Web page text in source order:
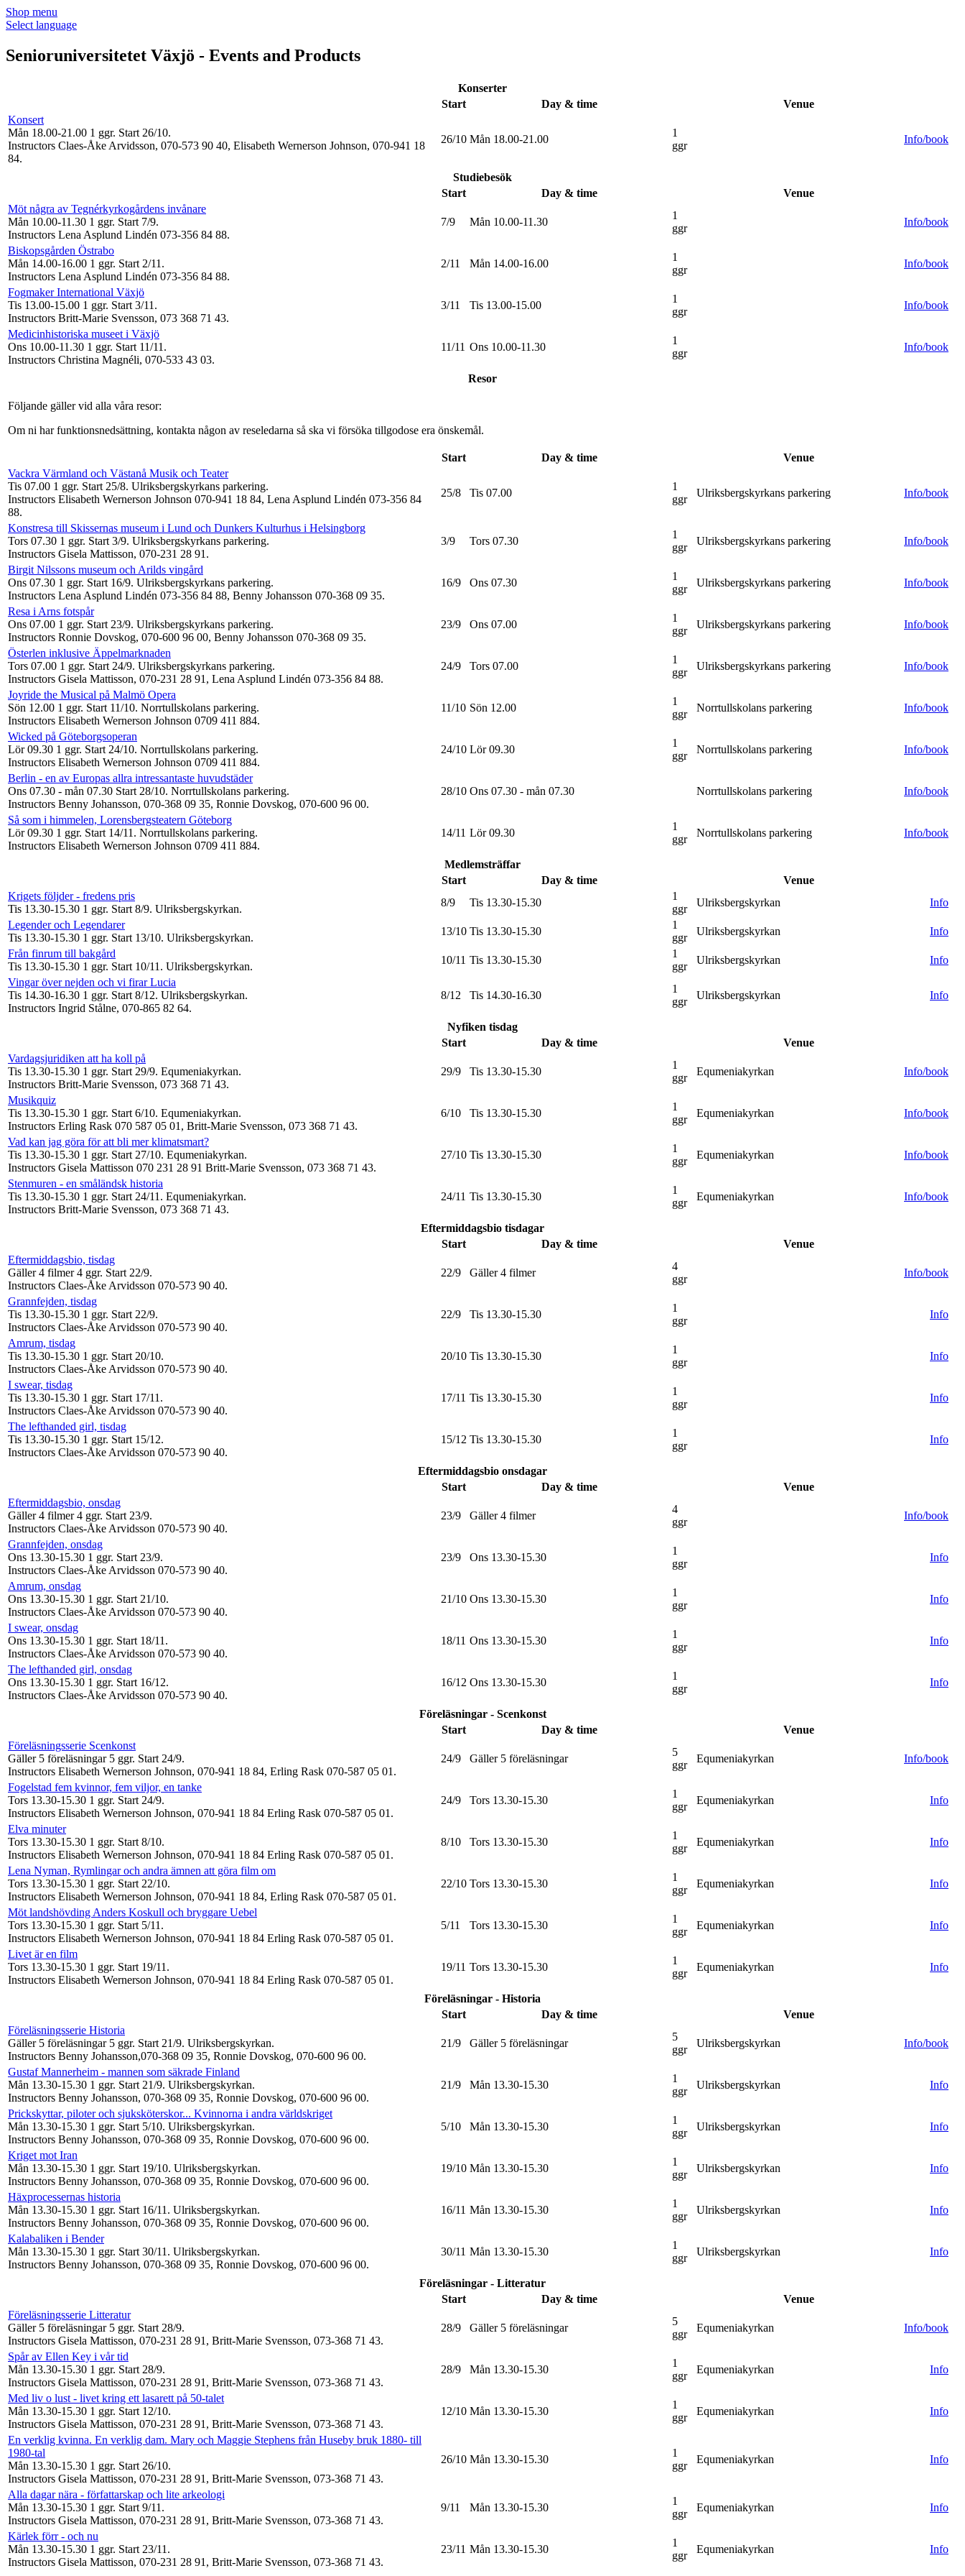
Shop menu
Select language
Senioruniversitetet Växjö - Events and Products
Konserter
Start
Day & time
Venue
Konsert
Mån 18.00-21.00 1 ggr. Start 26/10.
Instructors Claes-Åke Arvidsson, 070-573 90 40, Elisabeth Wernerson Johnson, 070-941 18
84.
26/10 Mån 18.00-21.00
1
ggr
Info/book
Studiebesök
Start
Day & time
Venue
Möt några av Tegnérkyrkogårdens invånare
Mån 10.00-11.30 1 ggr. Start 7/9.
Instructors Lena Asplund Lindén 073-356 84 88.
7/9 Mån 10.00-11.30
1
ggr
Info/book
Biskopsgården Östrabo
Mån 14.00-16.00 1 ggr. Start 2/11 .
Instructors Lena Asplund Lindén 073-356 84 88.
2/11 Mån 14.00-16.00
1
ggr
Info/book
Fogmaker International Växjö
Tis 13.00-15.00 1 ggr. Start 3/11 .
Instructors Britt-Marie Svensson, 073 368 71 43.
3/11 Tis 13.00-15.00
1
ggr
Info/book
Medicinhistoriska museet i Växjö
Ons 10.00-11.30 1 ggr. Start 11/11 .
Instructors Christina Magnéli, 070-533 43 03.
11/11 Ons 10.00-11.30
1
ggr
Info/book
Resor
Följande gäller vid alla våra resor:
Om ni har funktionsnedsättning, kontakta någon av reseledarna så ska vi försöka tillgodose era önskemål.
Start Day & time
Venue
Vackra Värmland och Västanå Musik och Teater
Tis 07.00 1 ggr. Start 25/8. Ulriksbergskyrkans parkering.
Instructors Elisabeth Wernerson Johnson 070-941 18 84, Lena Asplund Lindén 073-356 84
88.
25/8 Tis 07.00
1
ggr
Ulriksbergskyrkans parkering Info/book
Konstresa till Skissernas museum i Lund och Dunkers Kulturhus i Helsingborg
Tors 07.30 1 ggr. Start 3/9. Ulriksbergskyrkans parkering.
Instructors Gisela Mattisson, 070-231 28 91 .
3/9 Tors 07.30
1
ggr
Ulriksbergskyrkans parkering Info/book
Birgit Nilssons museum och Arilds vingård
Ons 07.30 1 ggr. Start 16/9. Ulriksbergskyrkans parkering.
Instructors Lena Asplund Lindén 073-356 84 88, Benny Johansson 070-368 09 35.
16/9 Ons 07.30
1
ggr
Ulriksbergskyrkans parkering Info/book
Resa i Arns fotspår
Ons 07.00 1 ggr. Start 23/9. Ulriksbergskyrkans parkering.
Instructors Ronnie Dovskog, 070-600 96 00, Benny Johansson 070-368 09 35.
23/9 Ons 07.00
1
ggr
Ulriksbergskyrkans parkering Info/book
Österlen inklusive Äppelmarknaden
Tors 07.00 1 ggr. Start 24/9. Ulriksbergskyrkans parkering.
Instructors Gisela Mattisson, 070-231 28 91, Lena Asplund Lindén 073-356 84 88.
24/9 Tors 07.00
1
ggr
Ulriksbergskyrkans parkering Info/book
Joyride the Musical på Malmö Opera
Sön 12.00 1 ggr. Start 11/10. Norrtullskolans parkering.
Instructors Elisabeth Wernerson Johnson 0709 411 884.
11/10 Sön 12.00
1
ggr
Norrtullskolans parkering Info/book
Wicked på Göteborgsoperan
Lör 09.30 1 ggr. Start 24/10. Norrtullskolans parkering.
Instructors Elisabeth Wernerson Johnson 0709 411 884.
24/10 Lör 09.30
1
ggr
Norrtullskolans parkering Info/book
Berlin - en av Europas allra intressantaste huvudstäder
Ons 07.30 - mån 07.30 Start 28/10. Norrtullskolans parkering.
Instructors Benny Johansson, 070-368 09 35, Ronnie Dovskog, 070-600 96 00.
28/10 Ons 07.30 - mån 07.30 Norrtullskolans parkering Info/book
Så som i himmelen, Lorensbergsteatern Göteborg
Lör 09.30 1 ggr. Start 14/11 . Norrtullskolans parkering.
Instructors Elisabeth Wernerson Johnson 0709 411 884.
14/11 Lör 09.30
1
ggr
Norrtullskolans parkering Info/book
Medlemsträffar
Start
Day & time
Venue
Krigets följder - fredens pris
Tis 13.30-15.30 1 ggr. Start 8/9. Ulriksbergskyrkan.
8/9 Tis 13.30-15.30
1
ggr
Ulriksbergskyrkan
Info
Legender och Legendarer
Tis 13.30-15.30 1 ggr. Start 13/10. Ulriksbergskyrkan.
13/10 Tis 13.30-15.30
1
ggr
Ulriksbergskyrkan
Info
Från finrum till bakgård
Tis 13.30-15.30 1 ggr. Start 10/11 . Ulriksbergskyrkan.
10/11 Tis 13.30-15.30
1
ggr
Ulriksbergskyrkan
Info
Vingar över nejden och vi firar Lucia
Tis 14.30-16.30 1 ggr. Start 8/12. Ulriksbergskyrkan.
Instructors Ingrid Stålne, 070-865 82 64.
8/12 Tis 14.30-16.30
1
ggr
Ulriksbergskyrkan Info
Nyfiken tisdag
Start
Day & time
Venue
Vardagsjuridiken att ha koll på
Tis 13.30-15.30 1 ggr. Start 29/9. Equmeniakyrkan.
Instructors Britt-Marie Svensson, 073 368 71 43.
29/9 Tis 13.30-15.30
1
ggr
Equmeniakyrkan Info/book
Musikquiz
Tis 13.30-15.30 1 ggr. Start 6/10. Equmeniakyrkan.
Instructors Erling Rask 070 587 05 01, Britt-Marie Svensson, 073 368 71 43.
6/10 Tis 13.30-15.30
1
ggr
Equmeniakyrkan Info/book
Vad kan jag göra för att bli mer klimatsmart?
Tis 13.30-15.30 1 ggr. Start 27/10. Equmeniakyrkan.
Instructors Gisela Mattisson 070 231 28 91 Britt-Marie Svensson, 073 368 71 43.
27/10 Tis 13.30-15.30
1
ggr
Equmeniakyrkan Info/book
Stenmuren - en småländsk historia
Tis 13.30-15.30 1 ggr. Start 24/11 . Equmeniakyrkan.
Instructors Britt-Marie Svensson, 073 368 71 43.
24/11 Tis 13.30-15.30
1
ggr
Equmeniakyrkan Info/book
Eftermiddagsbio tisdagar
Start
Day & time
Venue
Eftermiddagsbio, tisdag
Gäller 4 filmer4 ggr. Start 22/9.
Instructors Claes-Åke Arvidsson 070-573 90 40.
22/9 Gäller 4 filmer
4
ggr
Info/book
Grannfejden, tisdag
Tis 13.30-15.30 1 ggr. Start 22/9.
Instructors Claes-Åke Arvidsson 070-573 90 40.
22/9 Tis 13.30-15.30
1
ggr
Info
Amrum, tisdag
Tis 13.30-15.30 1 ggr. Start 20/10.
Instructors Claes-Åke Arvidsson 070-573 90 40.
20/10 Tis 13.30-15.30
1
ggr
Info
I swear, tisdag
Tis 13.30-15.30 1 ggr. Start 17/11 .
Instructors Claes-Åke Arvidsson 070-573 90 40.
17/11 Tis 13.30-15.30
1
ggr
Info
The lefthanded girl, tisdag
Tis 13.30-15.30 1 ggr. Start 15/12.
Instructors Claes-Åke Arvidsson 070-573 90 40.
15/12 Tis 13.30-15.30
1
ggr
Info
Eftermiddagsbio onsdagar
Start
Day & time
Venue
Eftermiddagsbio, onsdag
Gäller 4 filmer4 ggr. Start 23/9.
Instructors Claes-Åke Arvidsson 070-573 90 40.
23/9 Gäller 4 filmer
4
ggr
Info/book
Grannfejden, onsdag
Ons 13.30-15.30 1 ggr. Start 23/9.
Instructors Claes-Åke Arvidsson 070-573 90 40.
23/9 Ons 13.30-15.30
1
ggr
Info
Amrum, onsdag
Ons 13.30-15.30 1 ggr. Start 21/10.
Instructors Claes-Åke Arvidsson 070-573 90 40.
21/10 Ons 13.30-15.30
1
ggr
Info
I swear, onsdag
Ons 13.30-15.30 1 ggr. Start 18/11 .
Instructors Claes-Åke Arvidsson 070-573 90 40.
18/11 Ons 13.30-15.30
1
ggr
Info
The lefthanded girl, onsdag
Ons 13.30-15.30 1 ggr. Start 16/12.
Instructors Claes-Åke Arvidsson 070-573 90 40.
16/12 Ons 13.30-15.30
1
ggr
Info
Föreläsningar - Scenkonst
Start
Day & time
Venue
Föreläsningsserie Scenkonst
Gäller 5 föreläsningar 5 ggr. Start 24/9.
Instructors Elisabeth Wernerson Johnson, 070-941 18 84, Erling Rask 070-587 05 01 .
24/9 Gäller 5 föreläsningar
5
ggr
Equmeniakyrkan Info/book
Fogelstad fem kvinnor, fem viljor, en tanke
Tors 13.30-15.30 1 ggr. Start 24/9.
Instructors Elisabeth Wernerson Johnson, 070-941 18 84 Erling Rask 070-587 05 01 .
24/9 Tors 13.30-15.30
1
ggr
Equmeniakyrkan Info
Elva minuter
Tors 13.30-15.30 1 ggr. Start 8/10.
Instructors Elisabeth Wernerson Johnson, 070-941 18 84 Erling Rask 070-587 05 01 .
8/10 Tors 13.30-15.30
1
ggr
Equmeniakyrkan Info
Lena Nyman, Rymlingar och andra ämnen att göra film om
Tors 13.30-15.30 1 ggr. Start 22/10.
Instructors Elisabeth Wernerson Johnson, 070-941 18 84, Erling Rask 070-587 05 01 .
22/10 Tors 13.30-15.30
1
ggr
Equmeniakyrkan Info
Möt landshövding Anders Koskull och bryggare Uebel
Tors 13.30-15.30 1 ggr. Start 5/11 .
Instructors Elisabeth Wernerson Johnson, 070-941 18 84 Erling Rask 070-587 05 01 .
5/11 Tors 13.30-15.30
1
ggr
Equmeniakyrkan Info
Livet är en film
Tors 13.30-15.30 1 ggr. Start 19/11 .
Instructors Elisabeth Wernerson Johnson, 070-941 18 84 Erling Rask 070-587 05 01 .
19/11 Tors 13.30-15.30
1
ggr
Equmeniakyrkan Info
Föreläsningar - Historia
Start
Day & time
Venue
Föreläsningsserie Historia
Gäller 5 föreläsningar 5 ggr. Start 21/9. Ulriksbergskyrkan.
Instructors Benny Johansson,070-368 09 35, Ronnie Dovskog, 070-600 96 00.
21/9 Gäller 5 föreläsningar
5
ggr
Ulriksbergskyrkan Info/book
Gustaf Mannerheim - mannen som säkrade Finland
Mån 13.30-15.30 1 ggr. Start 21/9. Ulriksbergskyrkan.
Instructors Benny Johansson, 070-368 09 35, Ronnie Dovskog, 070-600 96 00.
21/9 Mån 13.30-15.30
1
ggr
Ulriksbergskyrkan Info
Prickskyttar, piloter och sjuksköterskor... Kvinnorna i andra världskriget
Mån 13.30-15.30 1 ggr. Start 5/10. Ulriksbergskyrkan.
Instructors Benny Johansson, 070-368 09 35, Ronnie Dovskog, 070-600 96 00.
5/10 Mån 13.30-15.30
1
ggr
Ulriksbergskyrkan Info
Kriget mot Iran
Mån 13.30-15.30 1 ggr. Start 19/10. Ulriksbergskyrkan.
Instructors Benny Johansson, 070-368 09 35, Ronnie Dovskog, 070-600 96 00.
19/10 Mån 13.30-15.30
1
ggr
Ulriksbergskyrkan Info
Häxprocessernas historia
Mån 13.30-15.30 1 ggr. Start 16/11 . Ulriksbergskyrkan.
Instructors Benny Johansson, 070-368 09 35, Ronnie Dovskog, 070-600 96 00.
16/11 Mån 13.30-15.30
1
ggr
Ulriksbergskyrkan Info
Kalabaliken i Bender
Mån 13.30-15.30 1 ggr. Start 30/11 . Ulriksbergskyrkan.
Instructors Benny Johansson, 070-368 09 35, Ronnie Dovskog, 070-600 96 00.
30/11 Mån 13.30-15.30
1
ggr
Ulriksbergskyrkan Info
Föreläsningar - Litteratur
Start
Day & time
Venue
Föreläsningsserie Litteratur
Gäller 5 föreläsningar 5 ggr. Start 28/9.
Instructors Gisela Mattisson, 070-231 28 91, Britt-Marie Svensson, 073-368 71 43.
28/9 Gäller 5 föreläsningar
5
ggr
Equmeniakyrkan Info/book
Spår av Ellen Key i vår tid
Mån 13.30-15.30 1 ggr. Start 28/9.
Instructors Gisela Mattisson, 070-231 28 91, Britt-Marie Svensson, 073-368 71 43.
28/9 Mån 13.30-15.30
1
ggr
Equmeniakyrkan Info
Med liv o lust - livet kring ett lasarett på 50-talet
Mån 13.30-15.30 1 ggr. Start 12/10.
Instructors Gisela Mattisson, 070-231 28 91, Britt-Marie Svensson, 073-368 71 43.
12/10 Mån 13.30-15.30
1
ggr
Equmeniakyrkan Info
En verklig kvinna. En verklig dam. Mary och Maggie Stephens från Huseby bruk 1880- till
1980-tal
Mån 13.30-15.30 1 ggr. Start 26/10.
Instructors Gisela Mattisson, 070-231 28 91, Britt-Marie Svensson, 073-368 71 43.
26/10 Mån 13.30-15.30
1
ggr
Equmeniakyrkan Info
Alla dagar nära - författarskap och lite arkeologi
Mån 13.30-15.30 1 ggr. Start 9/11 .
Instructors Gisela Mattisson, 070-231 28 91, Britt-Marie Svensson, 073-368 71 43.
9/11 Mån 13.30-15.30
1
ggr
Equmeniakyrkan Info
Kärlek förr - och nu
Mån 13.30-15.30 1 ggr. Start 23/11 .
Instructors Gisela Mattisson, 070-231 28 91, Britt-Marie Svensson, 073-368 71 43.
23/11 Mån 13.30-15.30
1
ggr
Equmeniakyrkan Info